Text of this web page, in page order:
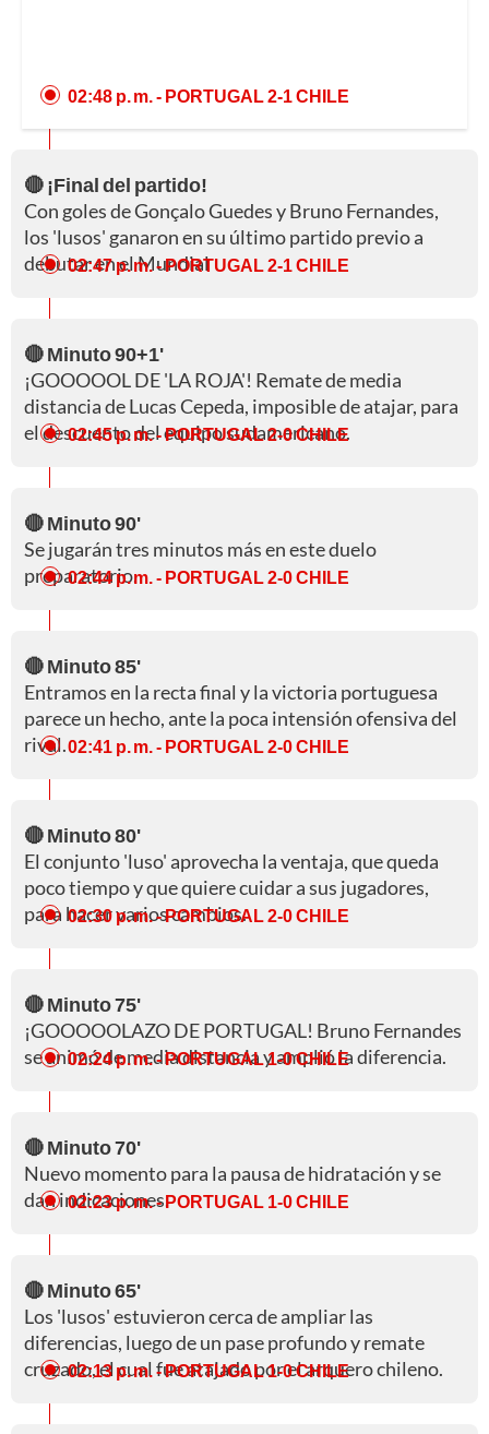
02:48 p. m. - PORTUGAL 2-1 CHILE
🔴 ¡Final del partido!
Con goles de Gonçalo Guedes y Bruno Fernandes,
los 'lusos' ganaron en su último partido previo a
debutar en el Mundial
02:47 p. m.- PORTUGAL 2-1 CHILE
🔴 Minuto 90+1'
¡GOOOOOL DE 'LA ROJA'! Remate de media
distancia de Lucas Cepeda, imposible de atajar, para
el descuento del equipo sudamericano.
02:45 p. m.- PORTUGAL 2-0 CHILE
🔴 Minuto 90'
Se jugarán tres minutos más en este duelo
preparatorio.
02:44 p. m. - PORTUGAL 2-0 CHILE
🔴 Minuto 85'
Entramos en la recta final y la victoria portuguesa
parece un hecho, ante la poca intensión ofensiva del
rival.02:41 p. m. - PORTUGAL 2-0 CHILE
🔴 Minuto 80'
El conjunto 'luso' aprovecha la ventaja, que queda
poco tiempo y que quiere cuidar a sus jugadores,
para hacer varios cambios.
02:30 p. m.- PORTUGAL 2-0 CHILE
🔴 Minuto 75'
¡GOOOOOLAZO DE PORTUGAL! Bruno Fernandes
se animó de media distancia y amplió la diferencia.
02:24 p. m.- PORTUGAL 1-0 CHILE
🔴 Minuto 70'
Nuevo momento para la pausa de hidratación y se
dan indicaciones.
02:23 p. m.- PORTUGAL 1-0 CHILE
🔴 Minuto 65'
Los 'lusos' estuvieron cerca de ampliar las
diferencias, luego de un pase profundo y remate
cruzado, el cual fue atajado por el arquero chileno.
02:13 p. m. - PORTUGAL 1-0 CHILE